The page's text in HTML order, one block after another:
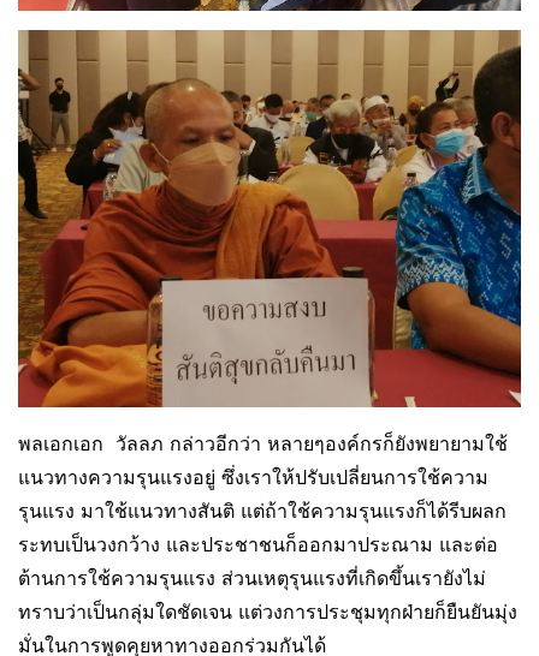
พลเอกเอก วัลลภ กล่าวอีกว่า หลายๆองค์กรก็ยังพยายามใช้
แนวทางความรุนแรงอยู่ ซึ่งเราให้ปรับเปลี่ยนการใช้ความ
รุนแรง มาใช้แนวทางสันติ แต่ถ้าใช้ความรุนแรงก็ได้รีบผลก
ระทบเป็นวงกว้าง และประชาชนก็ออกมาประณาม และต่อ
ต้านการใช้ความรุนแรง ส่วนเหตุรุนแรงที่เกิดขึ้นเรายังไม่
ทราบว่าเป็นกลุ่มใดชัดเจน แต่วงการประชุมทุกฝ่ายก็ยืนยันมุ่ง
มั่นในการพูดคุยหาทางออกร่วมกันได้